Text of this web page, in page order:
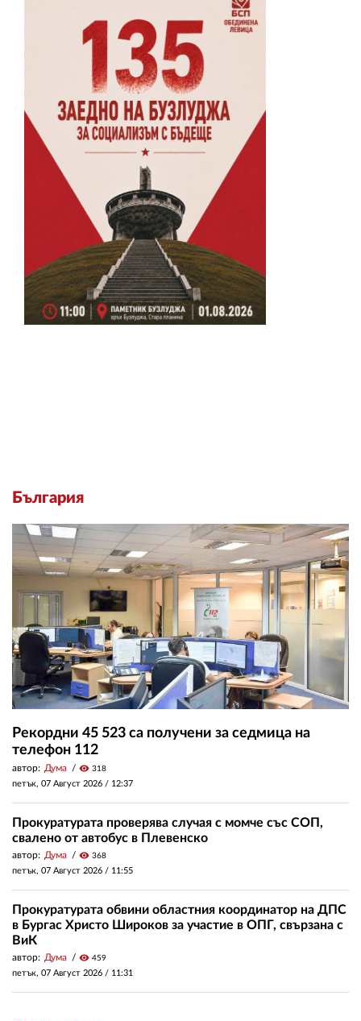
България
Рекордни 45 523 са получени за седмица на
телефон 112
автор: Дума visibility 318
петък, 07 Август 2026 / 12:37
Прокуратурата проверява случая с момче със СОП,
свалено от автобус в Плевенско
автор: Дума visibility 368
петък, 07 Август 2026 / 11:55
Прокуратурата обвини областния координатор на ДПС
в Бургас Христо Широков за участие в ОПГ, свързана с
ВиК
автор: Дума visibility 459
петък, 07 Август 2026 / 11:31